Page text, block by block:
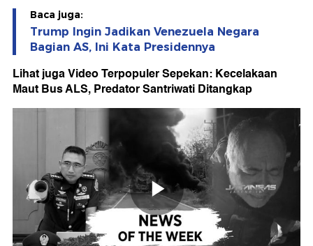
Baca juga:
Trump Ingin Jadikan Venezuela Negara
Bagian AS, Ini Kata Presidennya
Lihat juga Video Terpopuler Sepekan: Kecelakaan
Maut Bus ALS, Predator Santriwati Ditangkap